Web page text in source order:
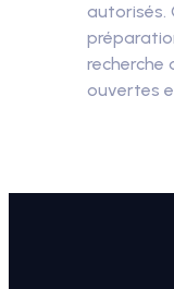
autorisés.
recherche
ouvertes